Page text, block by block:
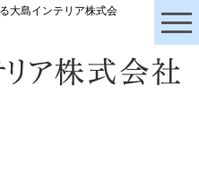
大島インテリア株式会